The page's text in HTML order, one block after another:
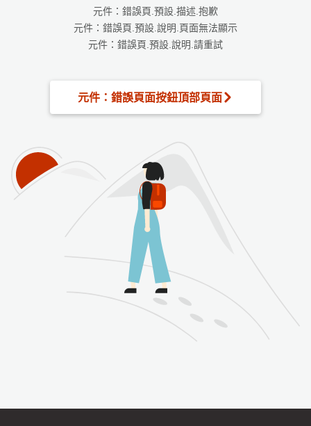
元件：錯誤頁.預設.描述.抱歉
元件：錯誤頁.預設.說明.頁面無法顯示
元件：錯誤頁.預設.說明.請重試
元件：錯誤頁面按鈕頂部頁面